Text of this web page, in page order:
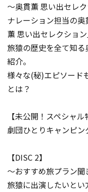
～奥貫薫 思い出セレ
ナレーション担当の
薫 思い出セレクション
旅猿の歴史を全て知
紹介。
様々な(秘)エピソード
とは？
【未公開！スペシャル
劇団ひとりキャンピ
【DISC 2】
～おすすめ旅プラン
旅猿に出演したいと